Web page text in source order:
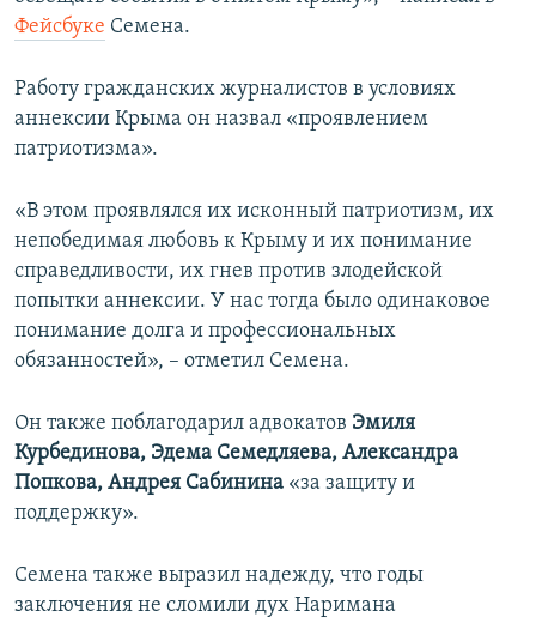
Фейсбуке Семена.
Работу гражданских журналистов в условиях
аннексии Крыма он назвал «проявлением
патриотизма».
«В этом проявлялся их исконный патриотизм, их
непобедимая любовь к Крыму и их понимание
справедливости, их гнев против злодейской
попытки аннексии. У нас тогда было одинаковое
понимание долга и профессиональных
обязанностей», – отметил Семена.
Он также поблагодарил адвокатов Эмиля
Курбединова, Эдема Семедляева, Александра
Попкова, Андрея Сабинина «за защиту и
поддержку».
Семена также выразил надежду, что годы
заключения не сломили дух Наримана